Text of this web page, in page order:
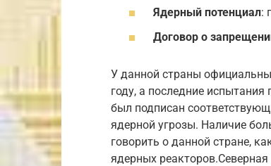
Ядерный потенциал:
Договор о
У данной страны
году, а последние
был подписан
ядерной угрозы. Наличие
говорить о данной стране,
ядерных